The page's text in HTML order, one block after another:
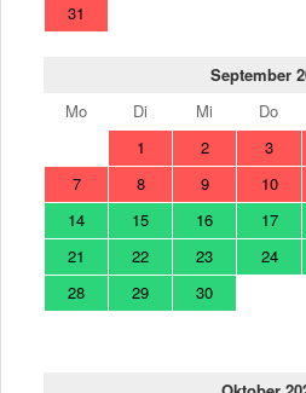
31
September
Mo
Di Mi Do
1
2 3
7
8 9 10
14
15 16 17
21
22 23 24
28
29 30